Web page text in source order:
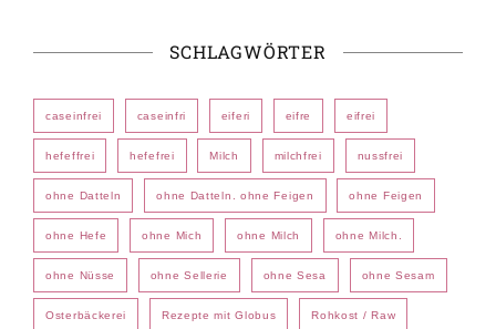
SCHLAGWÖRTER
caseinfrei caseinfri eiferi eifre eifrei
hefeffrei hefefrei Milch milchfrei nussfrei
ohne Datteln ohne Datteln. ohne Feigen ohne Feigen
ohne Hefe ohne Mich ohne Milch ohne Milch.
ohne Nüsse ohne Sellerie ohne Sesa ohne Sesam
Osterbäckerei Rezepte mit Globus Rohkost / Raw